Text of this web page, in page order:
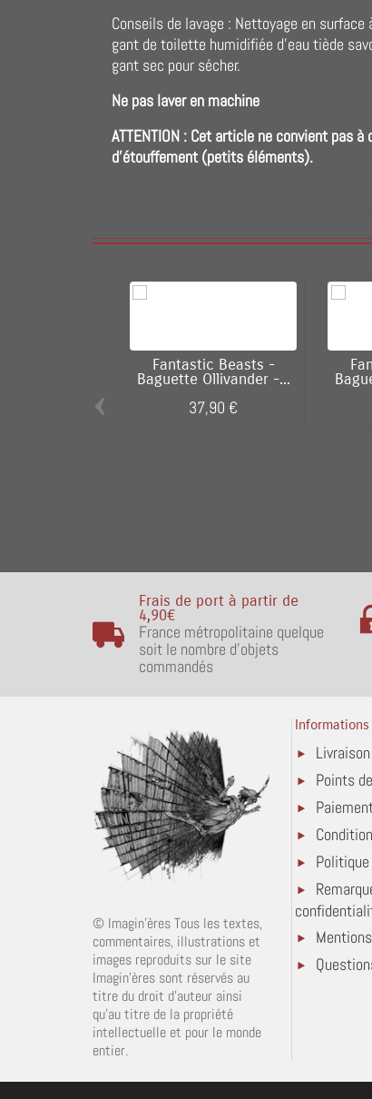
Conseils de lavage : Nettoyage en
gant de toilette humidifiée d'eau tiède
gant sec pour sécher.
Ne pas laver en machine
ATTENTION : Cet article ne convient pas
d'étouffement (petits éléments).
Fantastic Beasts -
Baguette Ollivander -...
37,90 €
‹
Frais de port à partir de
4,90€
France métropolitaine quelque
soit le nombre d'objets
commandés
© Imagin'ères Tous les textes,
commentaires, illustrations et
images reproduits sur le site
Imagin'ères sont réservés au
titre du droit d'auteur ainsi
qu'au titre de la propriété
intellectuelle et pour le monde
entier.
Informations
Livraison
Points